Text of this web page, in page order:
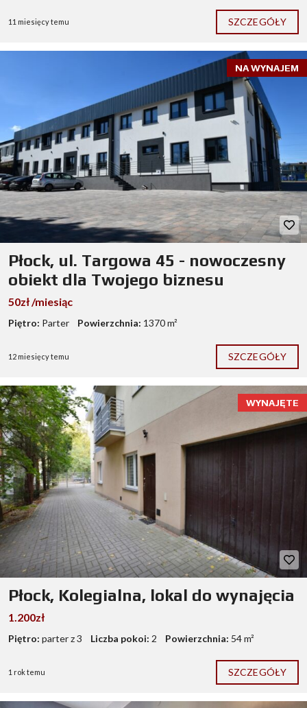
11 miesięcy temu SZCZEGÓŁY
NA WYNAJEM
Płock, ul. Targowa 45 - nowoczesny
obiekt dla Twojego biznesu
50zł /miesiąc
Piętro: Parter Powierzchnia: 1370 m²
12 miesięcy temu SZCZEGÓŁY
WYNAJĘTE
Płock, Kolegialna, lokal do wynajęcia
1.200zł
Piętro: parter z 3 Liczba pokoi: 2 Powierzchnia: 54 m²
1 rok temu SZCZEGÓŁY